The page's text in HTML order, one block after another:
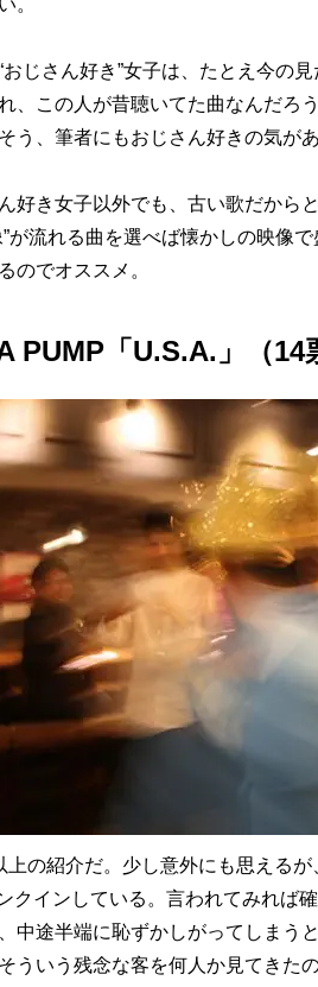
。
じさん好き”女子は、たとえ今の
、この人が昔聴いてた曲なんだろ
う、筆者にもおじさん好きの気が
好き女子以外でも、古い歌だから
が流れる曲を選べば懐かしの映像
のでオススメ。
PUMP「U.S.A.」（14
の紹介だ。少し意外にも思える
クインしている。言われてみれば
途半端に恥ずかしがってしまう
ういう残念な客を何人か見てきた